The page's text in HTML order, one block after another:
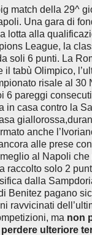
match della 29^
Una gara di
lotta alla
League, la
soli 6 punti. La
il tabù Olimpico,
risale al 30
6 pareggi
in casa contro la
anche
alle prese
al Napoli
raccolto solo 2
dalla
Benitez pagano
ravvicinati
ma non
ulteriore